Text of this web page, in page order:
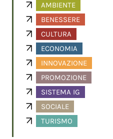
AMBIENTE
BENESSERE
CULTURA
ECONOMIA
INNOVAZIONE
PROMOZIONE
SISTEMA IG
SOCIALE
TURISMO